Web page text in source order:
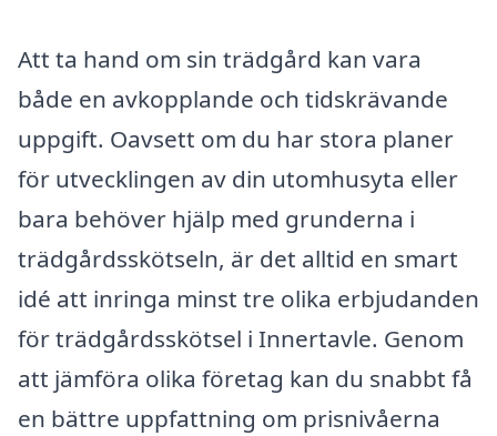
Att ta hand om sin trädgård kan vara
både en avkopplande och tidskrävande
uppgift. Oavsett om du har stora planer
för utvecklingen av din utomhusyta eller
bara behöver hjälp med grunderna i
trädgårdsskötseln, är det alltid en smart
idé att inringa minst tre olika erbjudanden
för trädgårdsskötsel i Innertavle. Genom
att jämföra olika företag kan du snabbt få
en bättre uppfattning om prisnivåerna